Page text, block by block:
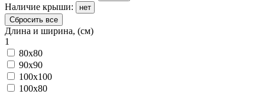
Наличие крыши:
нет
Сбросить все
Длина и ширина, (см)
1
80x80
90x90
100x100
100x80